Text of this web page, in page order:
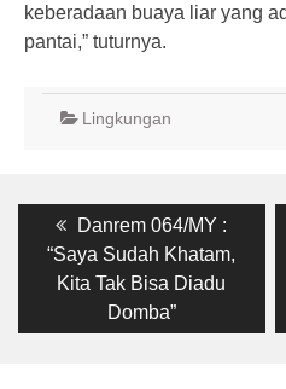
keberadaan buaya liar yang
pantai,” tuturnya.
Lingkungan
Post
navigation
Previous
post:
Danrem 064/MY :
“Saya Sudah Khatam,
Kita Tak Bisa Diadu
Domba”